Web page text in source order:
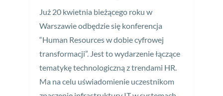
Już 20 kwietnia bieżącego roku w
Warszawie odbędzie się konferencja
“Human Resources w dobie cyfrowej
transformacji”. Jest to wydarzenie łączące
tematykę technologiczną z trendami HR.
Ma na celu uświadomienie uczestnikom